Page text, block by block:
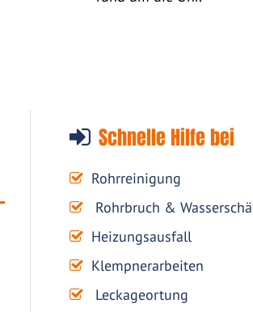
Schnelle Hilfe bei
Rohrreinigung
Rohrbruch &
Heizungsausfall
Klempnerarbeiten
Leckageortung